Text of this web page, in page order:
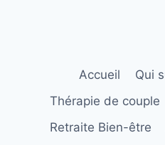
Accueil Qui
Thérapie de couple
Retraite Bien-être